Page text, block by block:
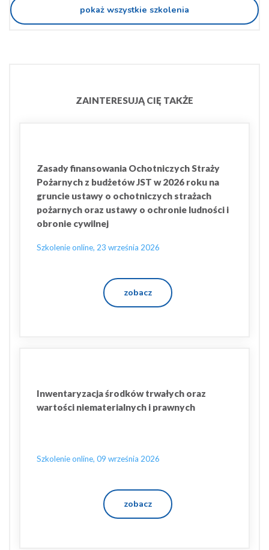
pokaż wszystkie szkolenia
ZAINTERESUJĄ CIĘ TAKŻE
Zasady finansowania Ochotniczych Straży
Pożarnych z budżetów JST w 2026 roku na
gruncie ustawy o ochotniczych strażach
pożarnych oraz ustawy o ochronie ludności i
obronie cywilnej
Szkolenie online, 23 września 2026
zobacz
Inwentaryzacja środków trwałych oraz
wartości niematerialnych i prawnych
Szkolenie online, 09 września 2026
zobacz